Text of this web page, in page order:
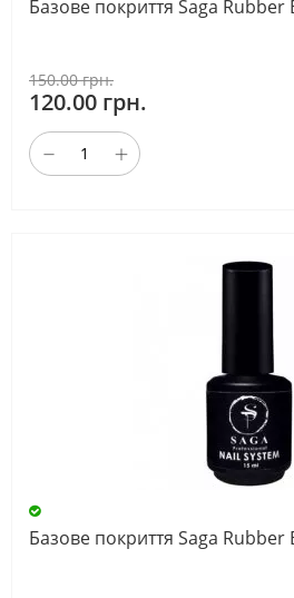
Базове покриття Saga Rubber
150.00 грн.
120.00 грн.
Базове покриття Saga